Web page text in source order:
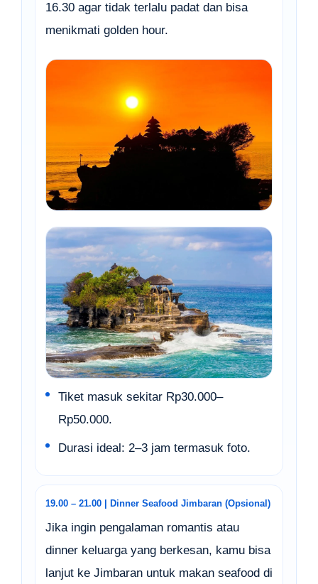
16.30 agar tidak terlalu padat dan bisa
menikmati golden hour.
Tiket masuk sekitar Rp30.000–
Rp50.000.
Durasi ideal: 2–3 jam termasuk foto.
19.00 – 21.00 | Dinner Seafood Jimbaran (Opsional)
Jika ingin pengalaman romantis atau
dinner keluarga yang berkesan, kamu bisa
lanjut ke Jimbaran untuk makan seafood di